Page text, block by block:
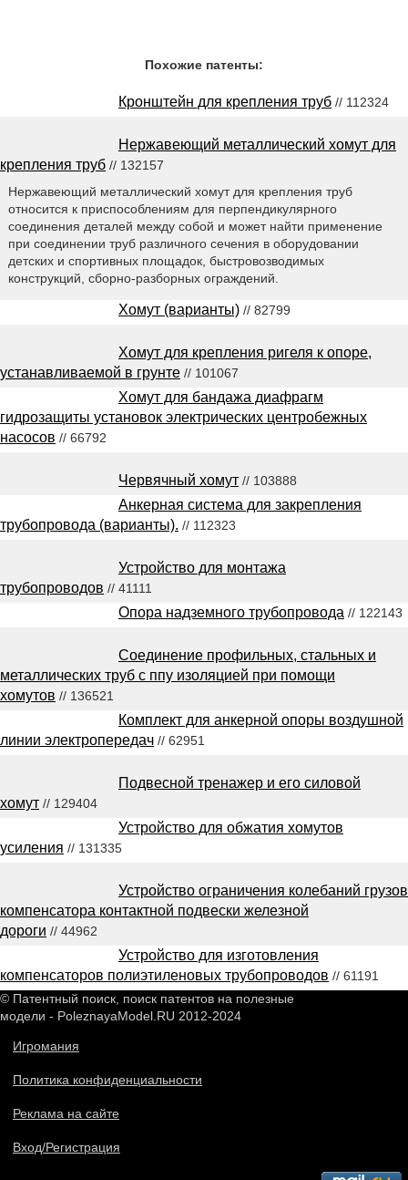
Похожие патенты:
Кронштейн для крепления труб // 112324
Нержавеющий металлический хомут для
крепления труб // 132157
Нержавеющий металлический хомут для крепления труб
относится к приспособлениям для перпендикулярного
соединения деталей между собой и может найти применение
при соединении труб различного сечения в оборудовании
детских и спортивных площадок, быстровозводимых
конструкций, сборно-разборных ограждений.
Хомут (варианты) // 82799
Хомут для крепления ригеля к опоре,
устанавливаемой в грунте // 101067
Хомут для бандажа диафрагм
гидрозащиты установок электрических центробежных
насосов // 66792
Червячный хомут // 103888
Анкерная система для закрепления
трубопровода (варианты). // 112323
Устройство для монтажа
трубопроводов // 41111
Опора надземного трубопровода // 122143
Соединение профильных, стальных и
металлических труб с ппу изоляцией при помощи
хомутов // 136521
Комплект для анкерной опоры воздушной
линии электропередач // 62951
Подвесной тренажер и его силовой
хомут // 129404
Устройство для обжатия хомутов
усиления // 131335
Устройство ограничения колебаний грузов
компенсатора контактной подвески железной
дороги // 44962
Устройство для изготовления
компенсаторов полиэтиленовых трубопроводов // 61191
© Патентный поиск, поиск патентов на полезные
модели - PoleznayaModel.RU 2012-2024
Игромания
Политика конфиденциальности
Реклама на сайте
Вход/Регистрация